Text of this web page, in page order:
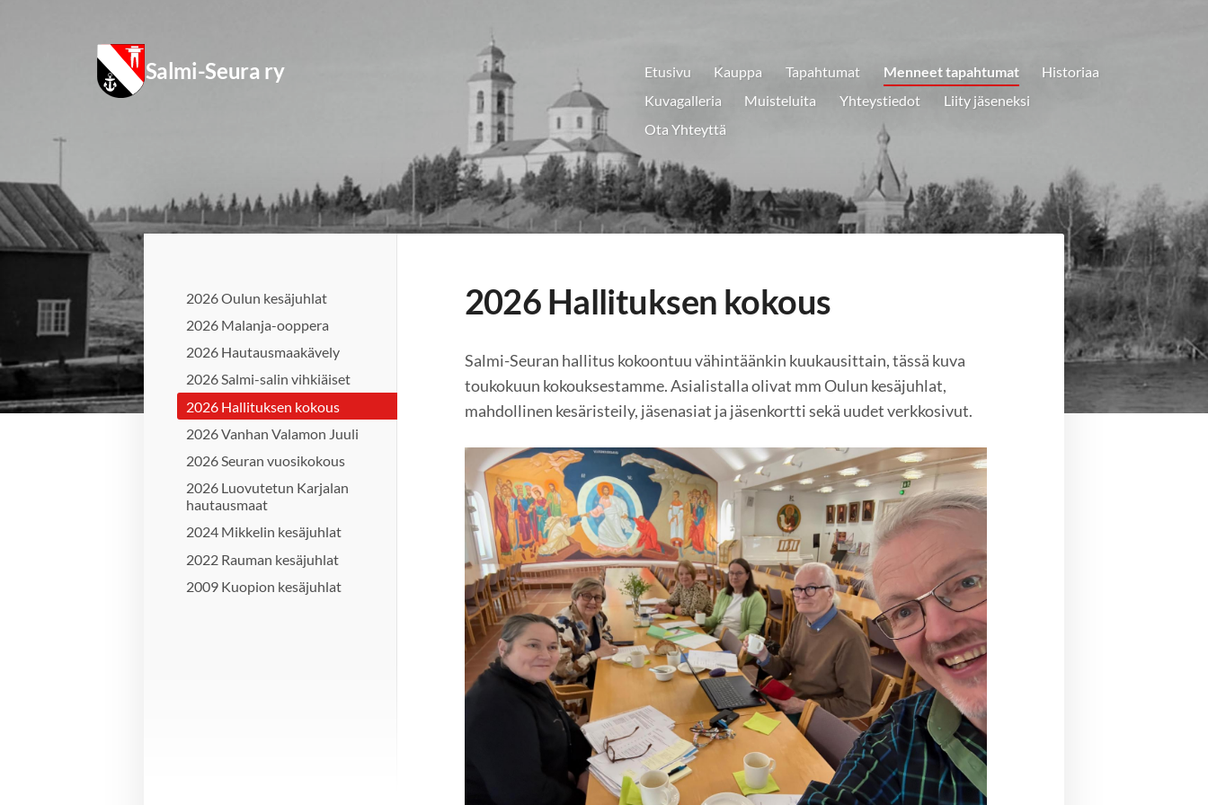
Salmi-Seura ry Etusivu Kauppa Tapahtumat Menneet tapahtumat
Historiaa
Kuvagalleria
Muisteluita Yhteystiedot
Liity jäseneksi
Ota Yhteyttä
2026 Oulun kesäjuhlat
2026 Malanja-ooppera
2026 Hautausmaakävely
2026 Salmi-salin vihkiäiset
2026 Hallituksen kokous
2026 Vanhan Valamon Juuli
2026 Seuran vuosikokous
2026 Luovutetun Karjalan
hautausmaat
2024 Mikkelin kesäjuhlat
2022 Rauman kesäjuhlat
2009 Kuopion kesäjuhlat
2026 Hallituksen kokous
Salmi-Seuran hallitus kokoontuu vähintäänkin kuukausittain, tässä kuva
toukokuun kokouksestamme. Asialistalla olivat mm Oulun kesäjuhlat,
mahdollinen kesäristeily, jäsenasiat ja jäsenkortti sekä uudet verkkosivut.